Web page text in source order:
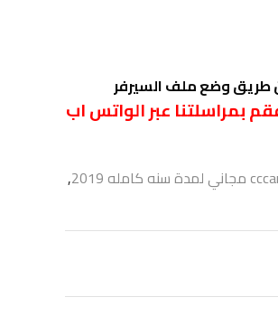
طريق وضع ملف السيرفر
بمراسلتنا عبر الواتس اب
,